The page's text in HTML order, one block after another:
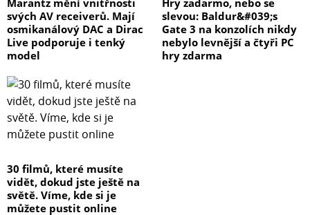
Marantz mění vnitřnosti
svých AV receiverů. Mají
osmikanálový DAC a Dirac
Live podporuje i tenký
model
Hry zadarmo, nebo se
slevou: Baldur&#039;s
Gate 3 na konzolích nikdy
nebylo levnější a čtyři PC
hry zdarma
30 filmů, které musíte
vidět, dokud jste ještě na
světě. Víme, kde si je
můžete pustit online